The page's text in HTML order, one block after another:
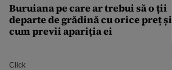
Buruiana pe care ar trebui să o ții
departe de grădină cu orice preț și
cum previi apariția ei
Click